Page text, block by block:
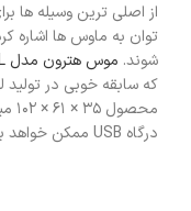
از اصلی ترین وسیله ها
توان به ماوس ها اشاره
شوند. موس هترون مدل HM402SL
که سابقه خوبی در تولید
درگاه USB ممکن خواهد بود.